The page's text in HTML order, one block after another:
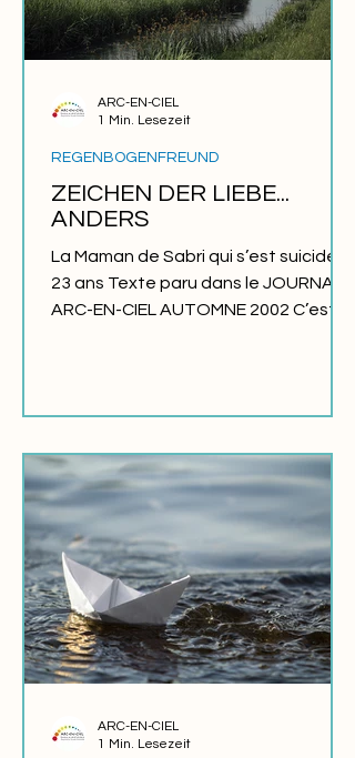
ZEICHEN DER LIEBE...
ANDERS
La Maman de Sabri qui s’est suicidé à
23 ans Texte paru dans le JOURNAL
ARC-EN-CIEL AUTOMNE 2002 C’est
REGENBOGENFREUND
ARC-EN-CIEL
1 Min. Lesezeit
ARC-EN-CIEL
1 Min. Lesezeit